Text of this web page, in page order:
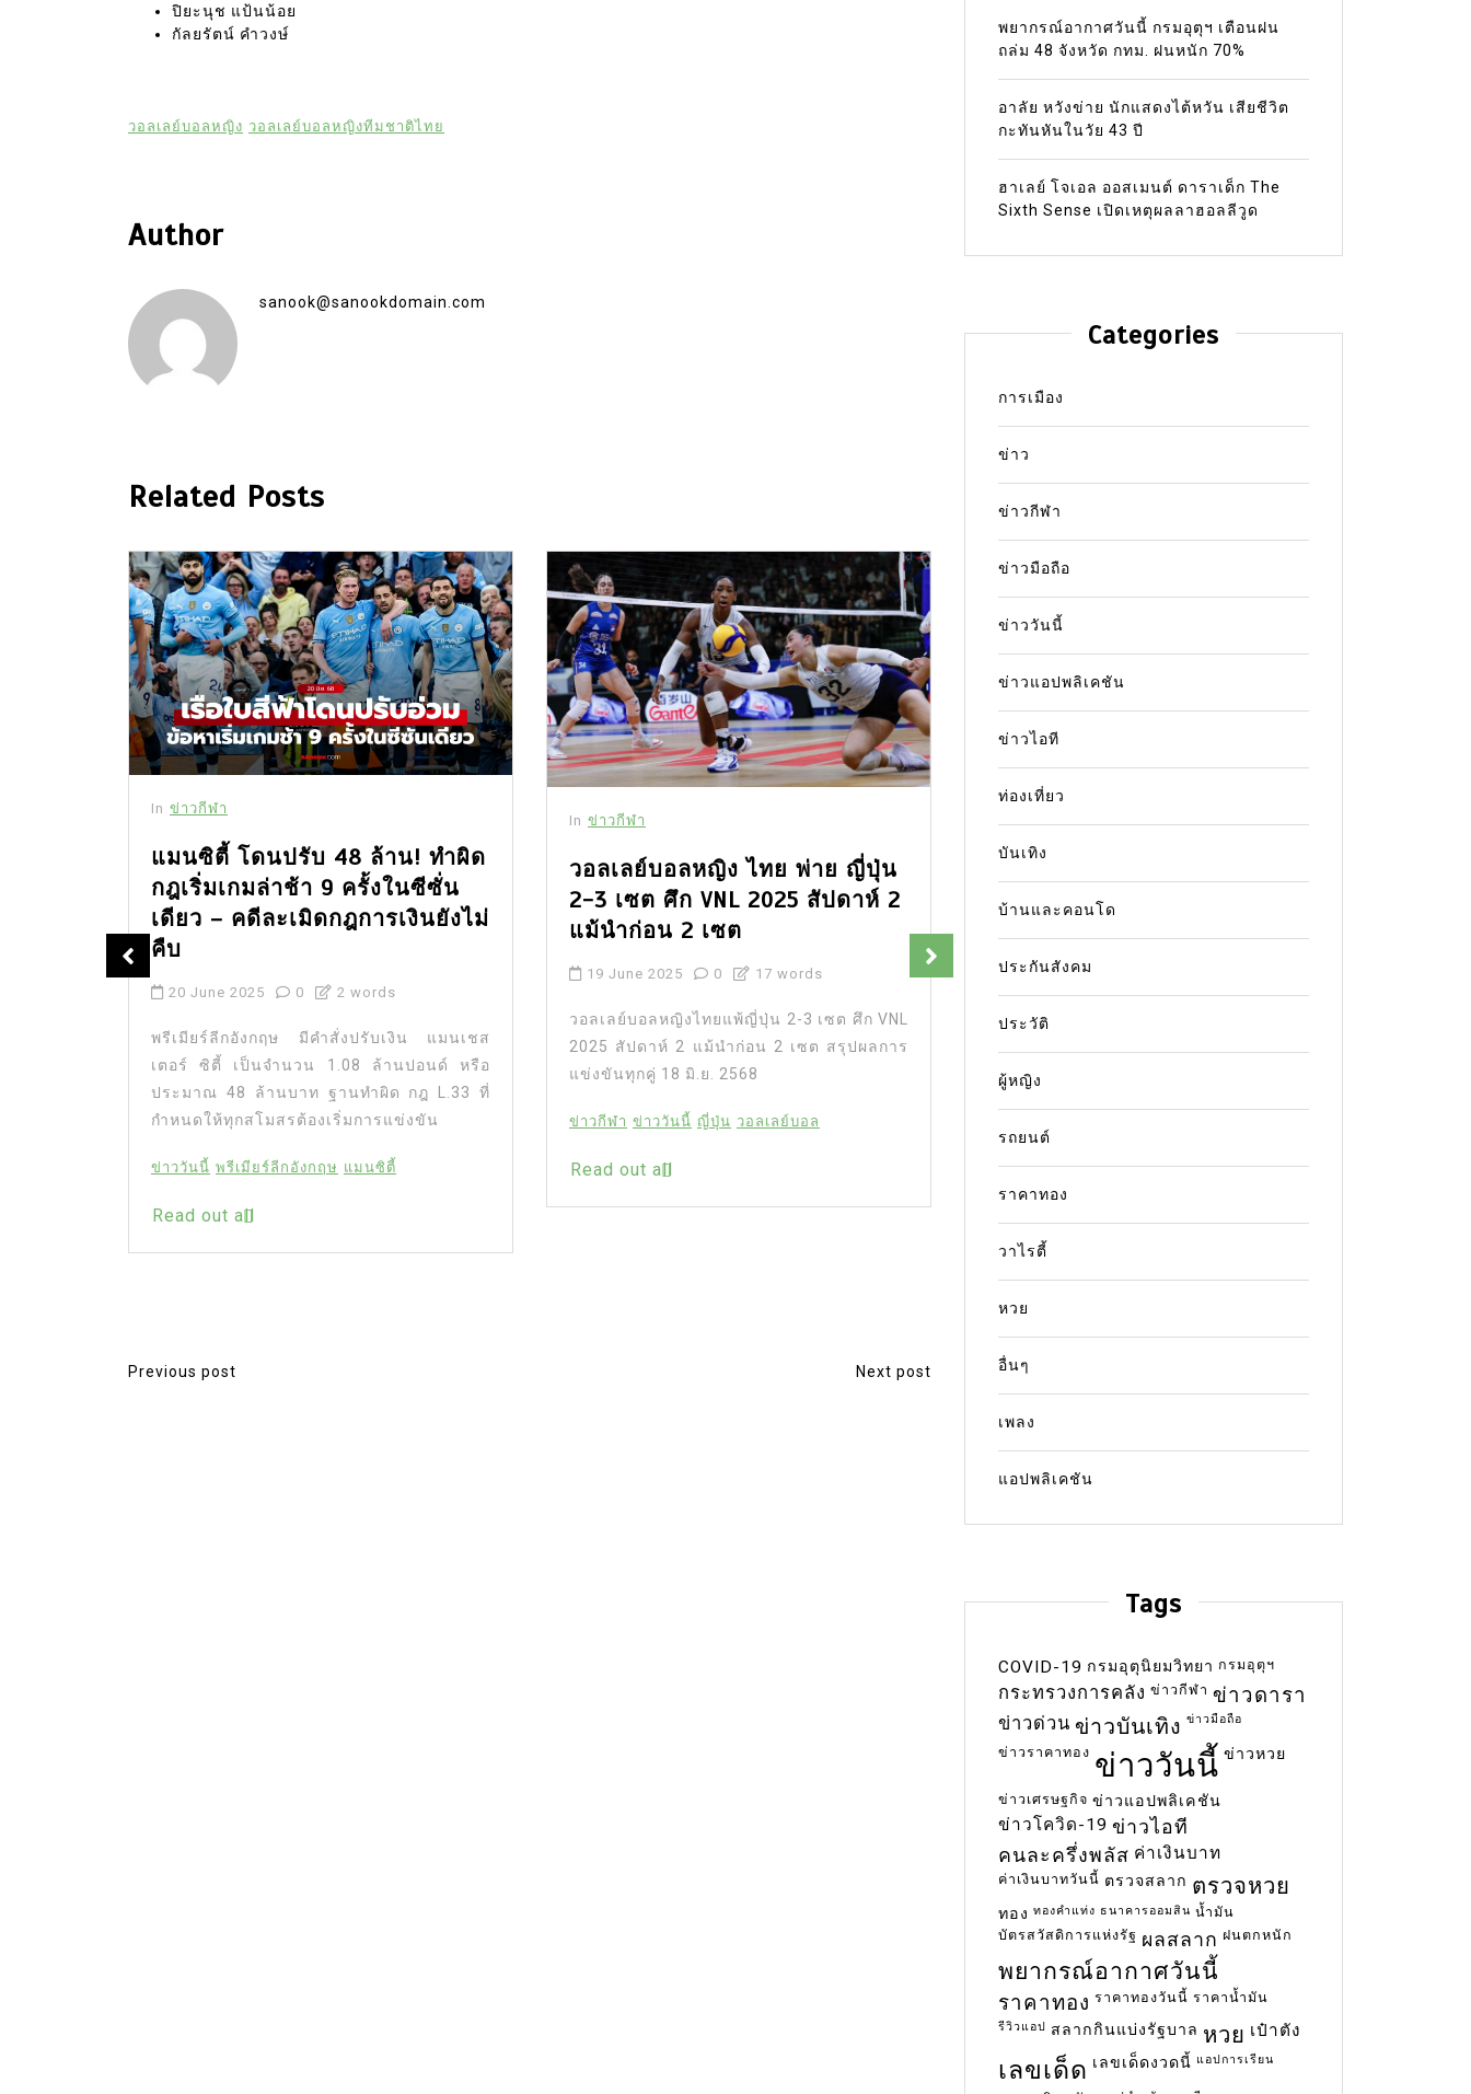
ปิยะนุช แป้นน้อย
กัลยรัตน์ คำวงษ์
วอลเลย์บอลหญิง วอลเลย์บอลหญิงทีมชาติไทย
Author
sanook@sanookdomain.com
Related Posts
In ข่าวกีฬา
แมนซิตี้ โดนปรับ 48 ล้าน! ทำผิด
กฎเริ่มเกมล่าช้า 9 ครั้งในซีซั่น
เดียว – คดีละเมิดกฎการเงินยังไม่
คืบ
20 June 2025 0 2 words
พรีเมียร์ลีกอังกฤษ มีคำสั่งปรับเงิน แมนเชส
เตอร์ ซิตี้ เป็นจำนวน 1.08 ล้านปอนด์ หรือ
ประมาณ 48 ล้านบาท ฐานทำผิด กฎ L.33 ที่
กำหนดให้ทุกสโมสรต้องเริ่มการแข่งขัน
ข่าววันนี้ พรีเมียร์ลีกอังกฤษ แมนซิตี้
Read out all
In ข่าวกีฬา
วอลเลย์บอลหญิง ไทย พ่าย ญี่ปุ่น
2-3 เซต ศึก VNL 2025 สัปดาห์ 2
แม้นำก่อน 2 เซต
19 June 2025 0 17 words
วอลเลย์บอลหญิงไทยแพ้ญี่ปุ่น 2-3 เซต ศึก VNL
2025 สัปดาห์ 2 แม้นำก่อน 2 เซต สรุปผลการ
แข่งขันทุกคู่ 18 มิ.ย. 2568
ข่าวกีฬา ข่าววันนี้ ญี่ปุ่น วอลเลย์บอล
Read out all
ส่องเงินรางวัล โปรจีน อาฒยา
หลังคว้ารองแชมป์ที่สิงคโปร์
3 March 2025
ครั้งในศึก HSBC วีเมนส์ เวิลด์ แชมเปียนชิพ
เห็นถึงความเด็ดเดี่ยวในการไล่กดดัน ลิเดีย โค
นักกอล์ฟสาวนิวซีแลนด์ผู้นำจนถึงโฮลสุดท้าย
จบการแข่งขันด้วยสกอร์ 9 อันเดอร์พาร์ 279
ตามหลังแชมป์เพียง...
P
Previous post Next post
พยากรณ์อากาศวันนี้ กรมอุตุฯ เตือนฝน
ถล่ม 48 จังหวัด กทม. ฝนหนัก 70%
อาลัย หวังข่าย นักแสดงไต้หวัน เสียชีวิต
กะทันหันในวัย 43 ปี
ฮาเลย์ โจเอล ออสเมนต์ ดาราเด็ก The
Sixth Sense เปิดเหตุผลลาฮอลลีวูด
Categories
การเมือง
ข่าว
ข่าวกีฬา
ข่าวมือถือ
ข่าววันนี้
ข่าวแอปพลิเคชัน
ข่าวไอที
ท่องเที่ยว
บันเทิง
บ้านและคอนโด
ประกันสังคม
ประวัติ
ผู้หญิง
รถยนต์
ราคาทอง
วาไรตี้
หวย
อื่นๆ
เพลง
แอปพลิเคชัน
Tags
COVID-19 กรมอุตุนิยมวิทยา กรมอุตุฯ
กระทรวงการคลัง ข่าวกีฬา ข่าวดารา
ข่าวด่วน ข่าวบันเทิง ข่าวมือถือ
ข่าวราคาทอง ข่าววันนี้ ข่าวหวย
ข่าวเศรษฐกิจ ข่าวแอปพลิเคชัน
ข่าวโควิด-19 ข่าวไอที
คนละครึ่งพลัส ค่าเงินบาท
ค่าเงินบาทวันนี้ ตรวจสลาก ตรวจหวย
ทอง ทองคำแท่ง ธนาคารออมสิน น้ำมัน
บัตรสวัสดิการแห่งรัฐ ผลสลาก ฝนตกหนัก
พยากรณ์อากาศวันนี้
ราคาทอง ราคาทองวันนี้ ราคาน้ำมัน
รีวิวแอป สลากกินแบ่งรัฐบาล หวย เป๋าตัง
เลขเด็ด เลขเด็ดงวดนี้ แอปการเรียน